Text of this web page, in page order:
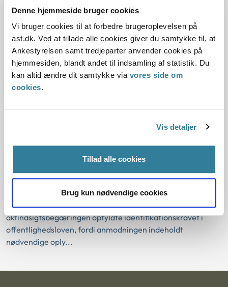
Denne hjemmeside bruger cookies
Vi bruger cookies til at forbedre brugeroplevelsen på
ast.dk. Ved at tillade alle cookies giver du samtykke til, at
Ankestyrelsen samt tredjeparter anvender cookies på
hjemmesiden, blandt andet til indsamling af statistik. Du
kan altid ændre dit samtykke via vores side om
cookies.
Vis detaljer
Tillad alle cookies
Brug kun nødvendige cookies
ungdomsboliger.
Statsforvaltningen Midtjylland vurderede, at det var lovligt,
at kommunen havde en boliggaranti for nye studerende.
Statsforvaltningen Midtjylland vurderede også, at det var...
Identifikationskrav til anmodning om
aktindsigt
05-01-2012
Identifikationskravet
Billund Kommune havde givet afslag på aktindsigt i
afslog at imødekomme aktindsigtsbegæringen med
henvisning til manglende identifikation.
Statsforvaltningen Syddanmark vurderede, at
aktindsigtsbegæringen opfyldte identifikationskravet i
offentlighedsloven, fordi anmodningen indeholdt
nødvendige oply...